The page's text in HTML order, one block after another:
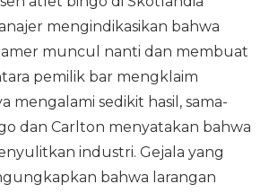
mengindikasikan bahwa
muncul nanti dan membuat
pemilik bar mengklaim
mengalami sedikit hasil, sama-
dan Carlton menyatakan bahwa
industri. Gejala yang
bahwa larangan